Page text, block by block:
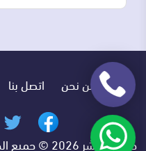
من نحن اتصل بنا
تابعنا
على
حقوق النشر 2026 © جميع الحقوق محفوظة لدى مباني الرياض